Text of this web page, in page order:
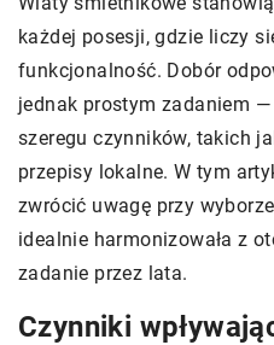
każdej posesji, gdzie liczy
funkcjonalność. Dobór
jednak prostym zadaniem
szeregu czynników, takich
przepisy lokalne. W tym
zwrócić uwagę przy
idealnie harmonizowała z
zadanie przez lata.
Czynniki